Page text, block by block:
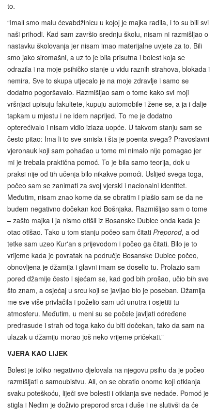
to.
“Imali smo malu ćevabdžinicu u kojoj je majka radila, i to su bili svi
naši prihodi. Kad sam završio srednju školu, nisam ni razmišljao o
nastavku školovanja jer nisam imao materijalne uvjete za to. Bili
smo jako siromašni, a uz to je bila prisutna i bolest koja se
odrazila i na moje psihičko stanje u vidu raznih strahova, blokada i
nemira. Sve to skupa utjecalo je na moje zdravlje i samo se
dodatno pogoršavalo. Razmišljao sam o tome kako svi moji
vršnjaci upisuju fakultete, kupuju automobile i žene se, a ja i dalje
tapkam u mjestu i ne idem naprijed. To me je dodatno
opterećivalo i nisam vidio izlaza uopće. U takvom stanju sam se
često pitao: Ima li to sve smisla i šta je poenta svega? Pravoslavni
vjeronauk koji sam pohađao u tome mi nimalo nije pomagao jer
mi je trebala praktična pomoć. To je bila samo teorija, dok u
praksi nije od tih učenja bilo nikakve pomoći. Uslijed svega toga,
počeo sam se zanimati za svoj vjerski i nacionalni identitet.
Međutim, nisam znao kome da se obratim i plašio sam se da ne
budem negativno dočekan kod Bošnjaka. Razmišljao sam o tome
– zašto majka i ja nismo otišli iz Bosanske Dubice onda kada je
otac otišao. Tako u tom stanju počeo sam čitati Preporod, a od
tetke sam uzeo Kur'an s prijevodom i počeo ga čitati. Bilo je to
vrijeme kada je povratak na područje Bosanske Dubice počeo,
obnovljena je džamija i glavni imam se doselio tu. Prolazio sam
pored džamije često i sjećam se, kad god bih prošao, učio bih sve
što znam, a osjećaj u srcu koji se javljao bio je poseban. Džamija
me sve više privlačila i poželio sam ući unutra i osjetiti tu
atmosferu. Međutim, u meni su se počele javljati određene
predrasude i strah od toga kako ću biti dočekan, tako da sam na
ulazak u džamiju morao još neko vrijeme pričekati.”
VJERA KAO LIJEK
Bolest je toliko negativno djelovala na njegovu psihu da je počeo
razmišljati o samoubistvu. Ali, on se obratio onome koji otklanja
svaku poteškoću, liječi sve bolesti i otklanja sve nedaće. Pomoć je
stigla i Nedim je doživio preporod srca i duše i ne slutivši da će